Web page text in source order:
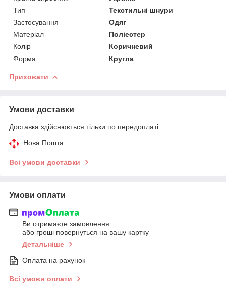
Тип
Текстильні шнури
Застосування
Одяг
Матеріал
Поліестер
Колір
Коричневий
Форма
Кругла
Приховати
Умови доставки
Доставка здійснюється тільки по передоплаті.
Нова Пошта
Всі умови доставки
Умови оплати
Ви отримаєте замовлення
або гроші повернуться на вашу картку
Детальніше
Оплата на рахунок
Всі умови оплати